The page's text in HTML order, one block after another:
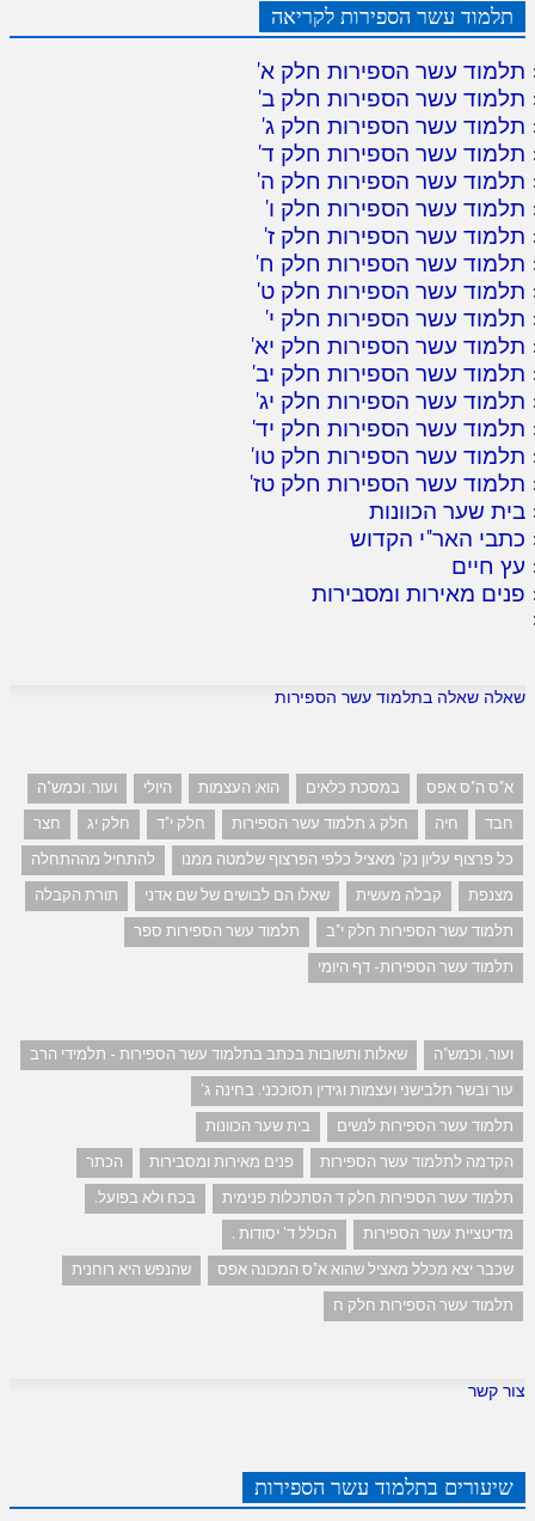
תלמוד עשר הספירות לקריאה
תלמוד עשר הספירות חלק א'
תלמוד עשר הספירות חלק ב'
תלמוד עשר הספירות חלק ג'
תלמוד עשר הספירות חלק ד'
תלמוד עשר הספירות חלק ה'
תלמוד עשר הספירות חלק ו'
תלמוד עשר הספירות חלק ז'
תלמוד עשר הספירות חלק ח'
תלמוד עשר הספירות חלק ט'
תלמוד עשר הספירות חלק י'
תלמוד עשר הספירות חלק יא'
תלמוד עשר הספירות חלק יב'
תלמוד עשר הספירות חלק יג'
תלמוד עשר הספירות חלק יד'
תלמוד עשר הספירות חלק טו'
תלמוד עשר הספירות חלק טז'
בית שער הכוונות
כתבי האר"י הקדוש
עץ חיים
פנים מאירות ומסבירות
שאלה שאלה בתלמוד עשר הספירות
א"ס ה"ס אפס במסכת כלאים הוא: העצמות היולי
ועור. וכמש"ה
חבד
חיה חלק ג תלמוד עשר הספירות חלק י"ד חלק יג
חצר
כל פרצוף עליון נק' מאציל כלפי הפרצוף שלמטה ממנו
להתחיל מההתחלה
מצנפת
קבלה מעשית שאלו הם לבושים של שם אדני
תורת הקבלה
תלמוד עשר הספירות חלק י"ב
תלמוד עשר הספירות ספר
תלמוד עשר הספירות- דף היומי
ועור. וכמש"ה
שאלות ותשובות בכתב בתלמוד עשר הספירות - תלמידי הרב
עור ובשר תלבישני ועצמות וגידין תסוככני. בחינה ג'
תלמוד עשר הספירות לנשים
בית שער הכוונות
הקדמה לתלמוד עשר הספירות
פנים מאירות ומסבירות
הכתר
תלמוד עשר הספירות חלק ד הסתכלות פנימית
בכח ולא בפועל.
מדיטציית עשר הספירות
הכולל ד' יסודות .
שכבר יצא מכלל מאציל שהוא א"ס המכונה אפס
שהנפש היא רוחנית
תלמוד עשר הספירות חלק ח
צור קשר
שיעורים בתלמוד עשר הספירות